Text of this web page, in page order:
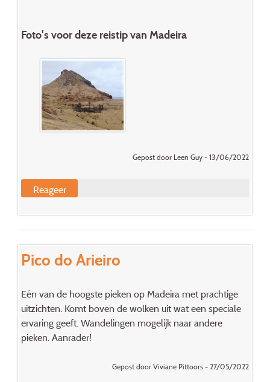
Foto's voor deze reistip van Madeira
Gepost door Leen Guy - 13/06/2022
Reageer
Pico do Arieiro
Eén van de hoogste pieken op Madeira met prachtige
uitzichten. Komt boven de wolken uit wat een speciale
ervaring geeft. Wandelingen mogelijk naar andere
pieken. Aanrader!
Gepost door Viviane Pittoors - 27/05/2022